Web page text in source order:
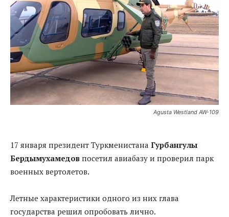
Agusta Westland AW-109
17 января президент Туркменистана Гурбангулы
Бердымухамедов посетил авиабазу и проверил парк
военных вертолетов.
Летные характеристики одного из них глава
государства решил опробовать лично.